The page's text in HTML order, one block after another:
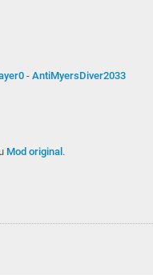
- AntiMyersDiver2033
Mod original .